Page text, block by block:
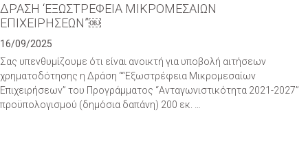
ΔΡΑΣΗ ‘ΕΞΩΣΤΡΕΦΕΙΑ ΜΙΚΡΟΜΕΣΑΙΩΝ
ΕΠΙΧΕΙΡΗΣΕΩΝ”￼
16/09/2025
Σας υπενθυμίζουμε ότι είναι ανοικτή για υποβολή αιτήσεων
χρηματοδότησης η Δράση ““Εξωστρέφεια Μικρομεσαίων
Επιχειρήσεων” του Προγράμματος “Ανταγωνιστικότητα 2021-2027”
προϋπολογισμού (δημόσια δαπάνη) 200 εκ. …